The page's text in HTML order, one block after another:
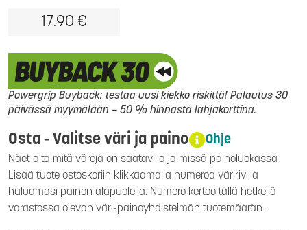
17.90 €
Powergrip Buyback: testaa uusi kiekko riskittä! Palautus 30
päivässä myymälään – 50 % hinnasta lahjakorttina.
Osta - Valitse väri ja paino Ohje
Näet alta mitä värejä on saatavilla ja missä painoluokassa
Lisää tuote ostoskoriin klikkaamalla numeroa väririvillä
haluamasi painon alapuolella. Numero kertoo tällä hetkellä
varastossa olevan väri-painoyhdistelmän tuotemäärän.